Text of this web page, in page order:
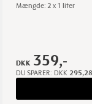
Mængde: 2 x 1 liter
DKK 359,-
DU SPARER: DKK 295,28